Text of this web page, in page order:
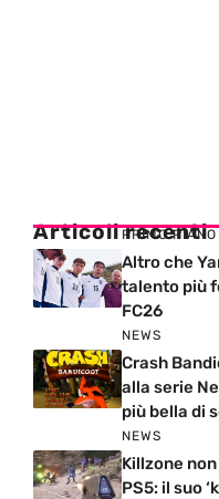
Articoli recenti
PRIMO PIANO
Altro che
talento più
FC26
NEWS
Crash
alla serie
più bella di
NEWS
Killzone
PS5: il suo